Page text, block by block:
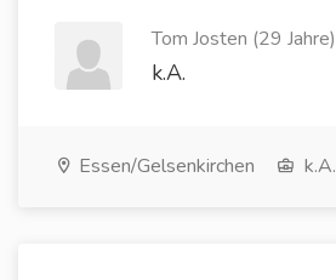
Tom Josten (29 Jahre)
k.A.
Essen/Gelsenkirchen k.A.